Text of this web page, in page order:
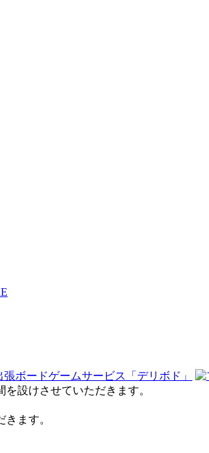
設けさせていただきます。
ます。